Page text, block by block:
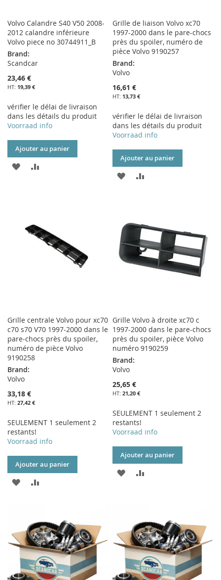
Volvo Calandre S40 V50 2008-
2012 calandre inférieure
Volvo piece no 30744911_B
Brand:
Scandcar
23,46 €
19,39 €
vérifier le délai de livraison
dans les détails du produit
Voorraad info
Ajouter au panier
AJOUTER
D’ENVIE
Grille de liaison Volvo xc70
1997-2000 dans le pare-chocs
près du spoiler, numéro de
pièce Volvo 9190257
Brand:
Volvo
16,61 €
13,73 €
vérifier le délai de livraison
dans les détails du produit
Voorraad info
Ajouter au panier
AJOUTER
LISTE
D’ENVIE
Grille centrale Volvo pour xc70
c70 s70 V70 1997-2000 dans le
pare-chocs près du spoiler,
numéro de pièce Volvo
9190258
Brand:
Volvo
33,18 €
27,42 €
SEULEMENT 1 seulement 2
restants!
Voorraad info
Ajouter au panier
AJOUTER
LISTE
D’ENVIE
Grille Volvo à droite xc70 c
1997-2000 dans le pare-chocs
près du spoiler, pièce Volvo
numéro 9190259
Brand:
Volvo
25,65 €
21,20 €
SEULEMENT 1 seulement 2
restants!
Voorraad info
Ajouter au panier
AJOUTER
LISTE
D’ENVIE